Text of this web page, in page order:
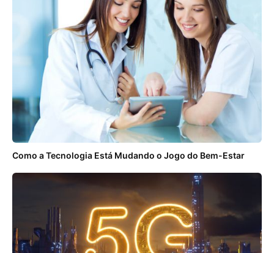
Como a Tecnologia Está Mudando o Jogo do Bem-Estar